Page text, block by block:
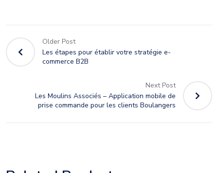
Older Post
Les étapes pour établir votre stratégie e-
commerce B2B
Next Post
Les Moulins Associés – Application mobile de
prise commande pour les clients Boulangers